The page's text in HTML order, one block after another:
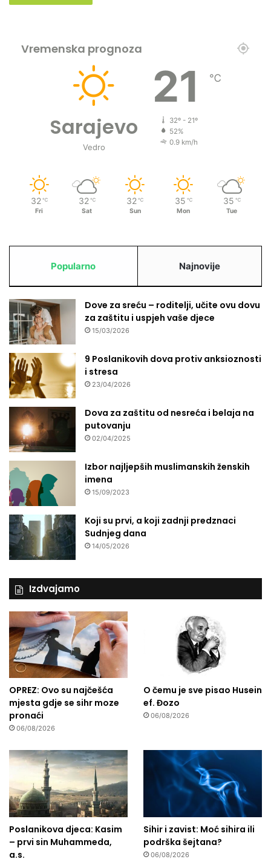
Vremenska prognoza
Sarajevo
Vedro
21 ℃
32º - 21º
52%
0.9 km/h
32 ℃
Fri
32 ℃
Sat
32 ℃
Sun
35 ℃
Mon
35 ℃
Tue
Popularno Najnovije
Dove za sreću – roditelji, učite ovu dovu
za zaštitu i uspjeh vaše djece
15/03/2026
9 Poslanikovih dova protiv anksioznosti
i stresa
23/04/2026
Dova za zaštitu od nesreća i belaja na
putovanju
02/04/2025
Izbor najljepših muslimanskih ženskih
imena
15/09/2023
Koji su prvi, a koji zadnji predznaci
Sudnjeg dana
14/05/2026
Izdvajamo
OPREZ: Ovo su najčešća
mjesta gdje se sihr moze
pronaći
06/08/2026
O čemu je sve pisao Husein
ef. Đozo
06/08/2026
Poslanikova djeca: Kasim
– prvi sin Muhammeda,
a.s.
Sihir i zavist: Moć sihira ili
podrška šejtana?
06/08/2026